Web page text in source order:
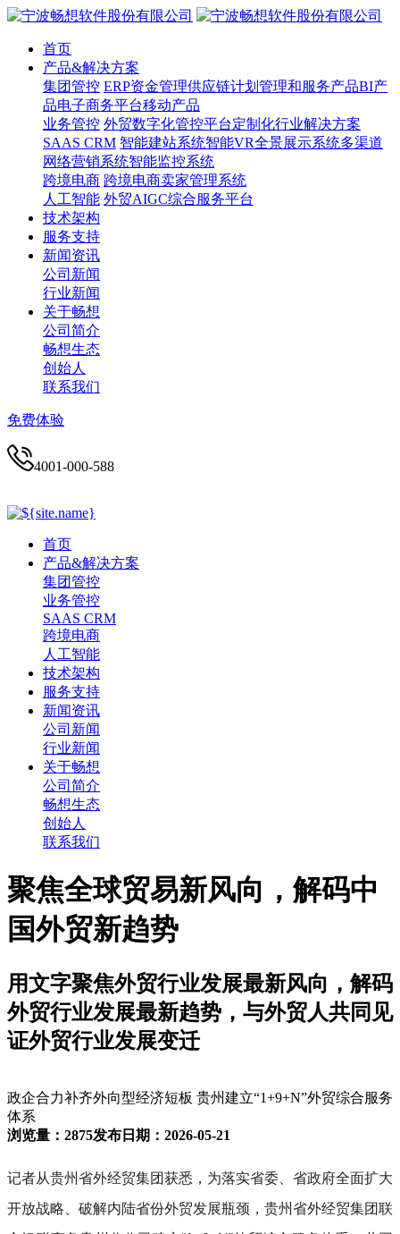
首页
产品&解决方案
集团管控 ERP资金管理供应链计划管理和服务产品BI产
品电子商务平台移动产品
业务管控 外贸数字化管控平台定制化行业解决方案
SAAS CRM 智能建站系统智能VR全景展示系统多渠道
网络营销系统智能监控系统
跨境电商 跨境电商卖家管理系统
人工智能 外贸AIGC综合服务平台
技术架构
服务支持
新闻资讯
公司新闻
行业新闻
关于畅想
公司简介
畅想生态
创始人
联系我们
免费体验
4001-000-588
首页
产品&解决方案
集团管控
业务管控
SAAS CRM
跨境电商
人工智能
技术架构
服务支持
新闻资讯
公司新闻
行业新闻
关于畅想
公司简介
畅想生态
创始人
联系我们
聚焦全球贸易新风向，解码中
国外贸新趋势
用文字聚焦外贸行业发展最新风向，解码
外贸行业发展最新趋势，与外贸人共同见
证外贸行业发展变迁
政企合力补齐外向型经济短板 贵州建立“1+9+N”外贸综合服务
体系
浏览量：2875发布日期：2026-05-21
记者从贵州省外经贸集团获悉，为落实省委、省政府全面扩大
开放战略、破解内陆省份外贸发展瓶颈，贵州省外经贸集团联